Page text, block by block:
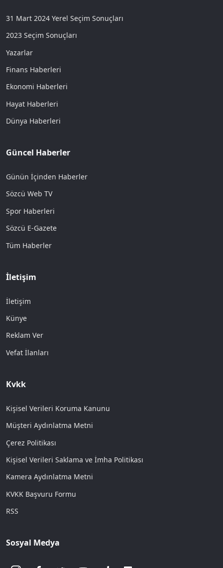
31 Mart 2024 Yerel Seçim Sonuçları
2023 Seçim Sonuçları
Yazarlar
Finans Haberleri
Ekonomi Haberleri
Hayat Haberleri
Dünya Haberleri
Güncel Haberler
Günün İçinden Haberler
Sözcü Web TV
Spor Haberleri
Sözcü E-Gazete
Tüm Haberler
İletişim
İletişim
Künye
Reklam Ver
Vefat İlanları
Kvkk
Kişisel Verileri Koruma Kanunu
Müşteri Aydınlatma Metni
Çerez Politikası
Kişisel Verileri Saklama ve İmha Politikası
Kamera Aydınlatma Metni
KVKK Başvuru Formu
RSS
Sosyal Medya